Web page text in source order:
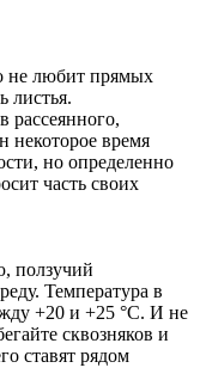
не любит прямых
листья.
рассеянного,
некоторое время
но определенно
часть своих
ползучий
Температура в
+20 и +25 °C. И не
сквозняков и
ставят рядом